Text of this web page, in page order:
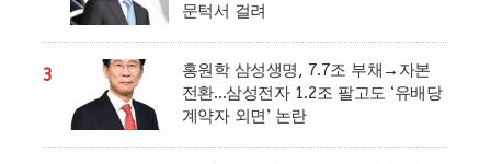
문턱서 걸려
3
홍원학 삼성생명, 7.7조 부채→자본
전환…삼성전자 1.2조 팔고도 ‘유배당
계약자 외면’ 논란